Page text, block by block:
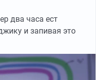
два часа ест
и запивая это